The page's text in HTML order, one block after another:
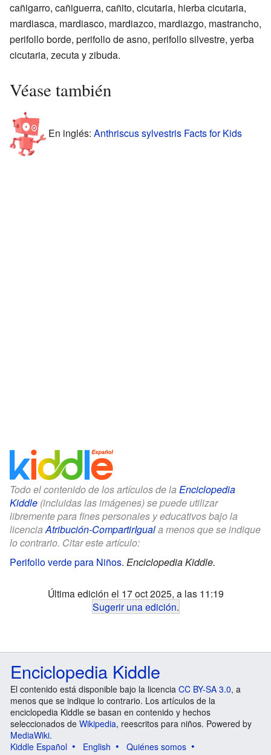
cañigarro, cañiguerra, cañito, cicutaria, hierba cicutaria,
mardiasca, mardiasco, mardiazco, mardiazgo, mastrancho,
perifollo borde, perifollo de asno, perifollo silvestre, yerba
cicutaria, zecuta y zibuda.
Véase también
En inglés: Anthriscus sylvestris Facts for Kids
Todo el contenido de los artículos de la Enciclopedia
Kiddle (incluidas las imágenes) se puede utilizar
libremente para fines personales y educativos bajo la
licenciaAtribución-CompartirIguala menos que se indique
lo contrario. Citar este artículo:
Perifollo verde para Niños. Enciclopedia Kiddle.
Última edición el 17 oct 2025, a las 11:19
Sugerir una edición.
Enciclopedia Kiddle
El contenido está disponible bajo la licencia CC BY-SA 3.0, a
menos que se indique lo contrario. Los artículos de la
enciclopedia Kiddle se basan en contenido y hechos
seleccionados de Wikipedia, reescritos para niños. Powered by
MediaWiki.
Kiddle Español
English
Quiénes somos